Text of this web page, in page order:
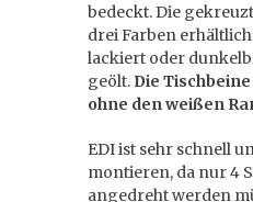
bedeckt. Die
drei Farben
lackiert oder
geölt. Die
ohne den weißen
EDI ist sehr schnell
montieren, da nur 4
angedreht werden